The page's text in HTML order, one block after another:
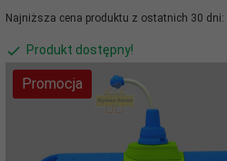
Najniższa cena produktu z ostatnich 30 dni:
Produkt dostępny!
Promocja